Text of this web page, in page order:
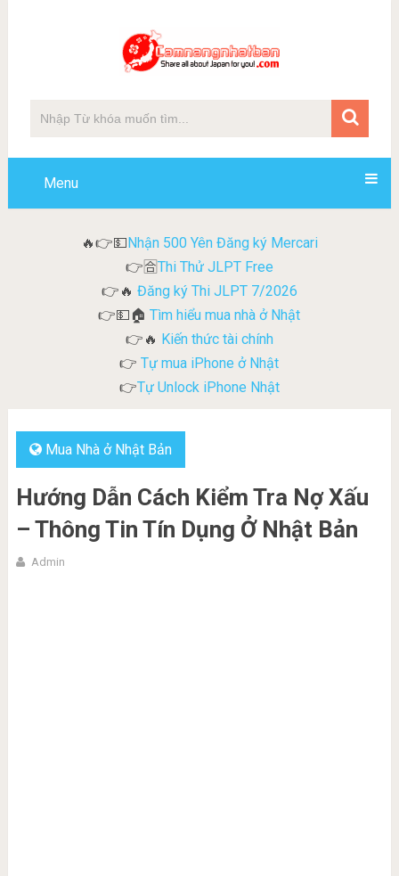
Menu
🔥👉💵Nhận 500 Yên Đăng ký Mercari
👉🈴Thi Thử JLPT Free
👉🔥 Đăng ký Thi JLPT 7/2026
👉💵🏠Tìm hiểu mua nhà ở Nhật
👉🔥 Kiến thức tài chính
👉 Tự mua iPhone ở Nhật
👉Tự Unlock iPhone Nhật
Mua Nhà ở Nhật Bản
Hướng Dẫn Cách Kiểm Tra Nợ Xấu
– Thông Tin Tín Dụng Ở Nhật Bản
Admin